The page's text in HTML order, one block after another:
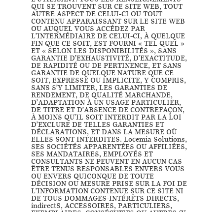
QUI SE TROUVENT SUR CE SITE WEB, TOUT
AUTRE ASPECT DE CELUI-CI OU TOUT
CONTENU APPARAISSANT SUR LE SITE WEB
OU AUQUEL VOUS ACCÉDEZ PAR
L’INTERMÉDIAIRE DE CELUI-CI, À QUELQUE
FIN QUE CE SOIT, EST FOURNI « TEL QUEL »
ET « SELON LES DISPONIBILITÉS », SANS
GARANTIE D’EXHAUSTIVITÉ, D’EXACTITUDE,
DE RAPIDITÉ OU DE PERTINENCE, ET SANS
GARANTIE DE QUELQUE NATURE QUE CE
SOIT, EXPRESSE OU IMPLICITE, Y COMPRIS,
SANS S’Y LIMITER, LES GARANTIES DE
RENDEMENT, DE QUALITÉ MARCHANDE,
D’ADAPTATION À UN USAGE PARTICULIER,
DE TITRE ET D’ABSENCE DE CONTREFAÇON,
À MOINS QU’IL SOIT INTERDIT PAR LA LOI
D’EXCLURE DE TELLES GARANTIES ET
DÉCLARATIONS, ET DANS LA MESURE OÙ
ELLES SONT INTERDITES. Locemia Solutions,
SES SOCIÉTÉS APPARENTÉES OU AFFILIÉES,
SES MANDATAIRES, EMPLOYÉS ET
CONSULTANTS NE PEUVENT EN AUCUN CAS
ÊTRE TENUS RESPONSABLES ENVERS VOUS
OU ENVERS QUICONQUE DE TOUTE
DÉCISION OU MESURE PRISE SUR LA FOI DE
L’INFORMATION CONTENUE SUR CE SITE NI
DE TOUS DOMMAGES-INTÉRÊTS DIRECTS,
indirectS, ACCESSOIRES, PARTICULIERS,